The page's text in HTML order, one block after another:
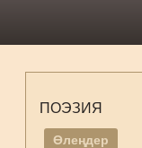
ПОЭЗИЯ
Өлеңдер